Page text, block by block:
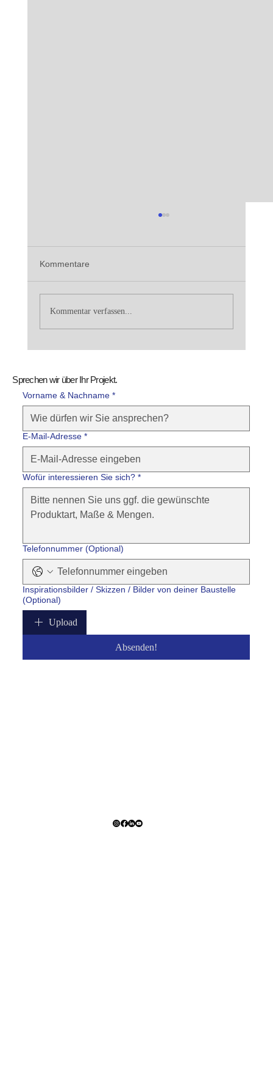
Kommentare
Kommentar verfassen...
Vorname & Nachname *
E-Mail-Adresse *
Wofür interessieren Sie sich? *
Telefonnummer (Optional)
Inspirationsbilder / Skizzen / Bilder von deiner Baustelle
(Optional)
Upload
Absenden!
Sprechen wir über Ihr Projekt.